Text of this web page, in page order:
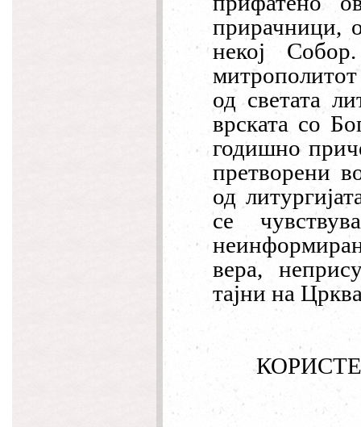
прирачници,
некој С
митрополитот
од светата
врската со
годишно
претворени
од
се
вера,
тајни на